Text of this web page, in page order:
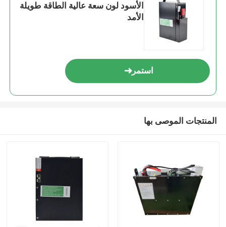
الأسود لون سعة عالية الطاقة طويلة
الأمد
استمر
المنتجات الموصى بها